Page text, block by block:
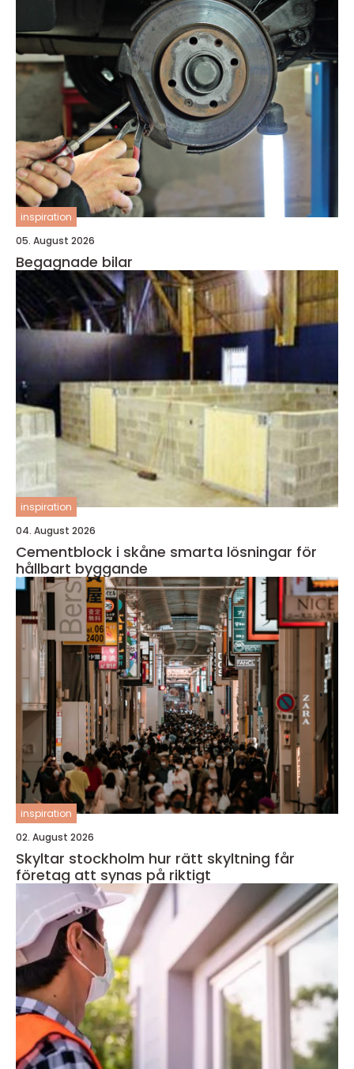
inspiration
05. August 2026
Begagnade bilar
inspiration
04. August 2026
Cementblock i skåne smarta lösningar för
hållbart byggande
inspiration
02. August 2026
Skyltar stockholm hur rätt skyltning får
företag att synas på riktigt